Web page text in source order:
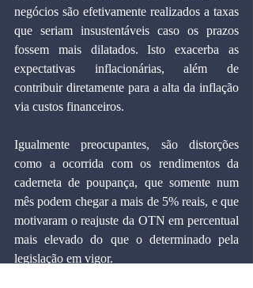
negócios são efetivamente realizados a taxas
que seriam insustentáveis caso os prazos
fossem mais dilatados. Isto exacerba as
expectativas inflacionárias, além de
contribuir diretamente para a alta da inflação
via custos financeiros.
Igualmente preocupantes, são distorções
como a ocorrida com os rendimentos da
caderneta de poupança, que somente num
mês podem chegar a mais de 5% reais, e que
motivaram o reajuste da OTN em percentual
mais elevado do que o determinado pela
legislação em vigor.